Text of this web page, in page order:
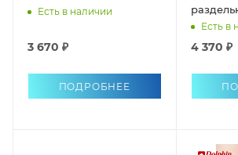
Есть в наличии
3 670 ₽
ПОДРОБНЕЕ
Есть в
4 370 ₽